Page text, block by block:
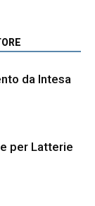
da Intesa
per Latterie